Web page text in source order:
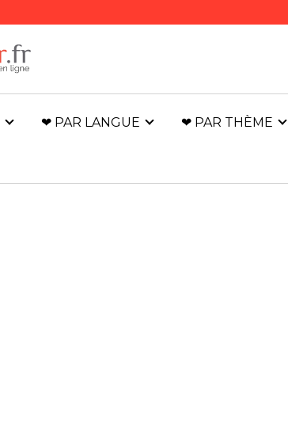
❤ PAR LANGUE ❤ PAR THÈME